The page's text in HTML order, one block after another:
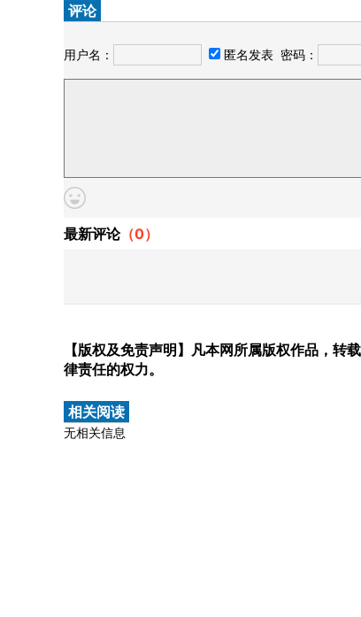
评论
用户名： 匿名发表 密码：
最新评论（0）
【版权及免责声明】凡本网所属版权作品，转
律责任的权力。
相关阅读
无相关信息